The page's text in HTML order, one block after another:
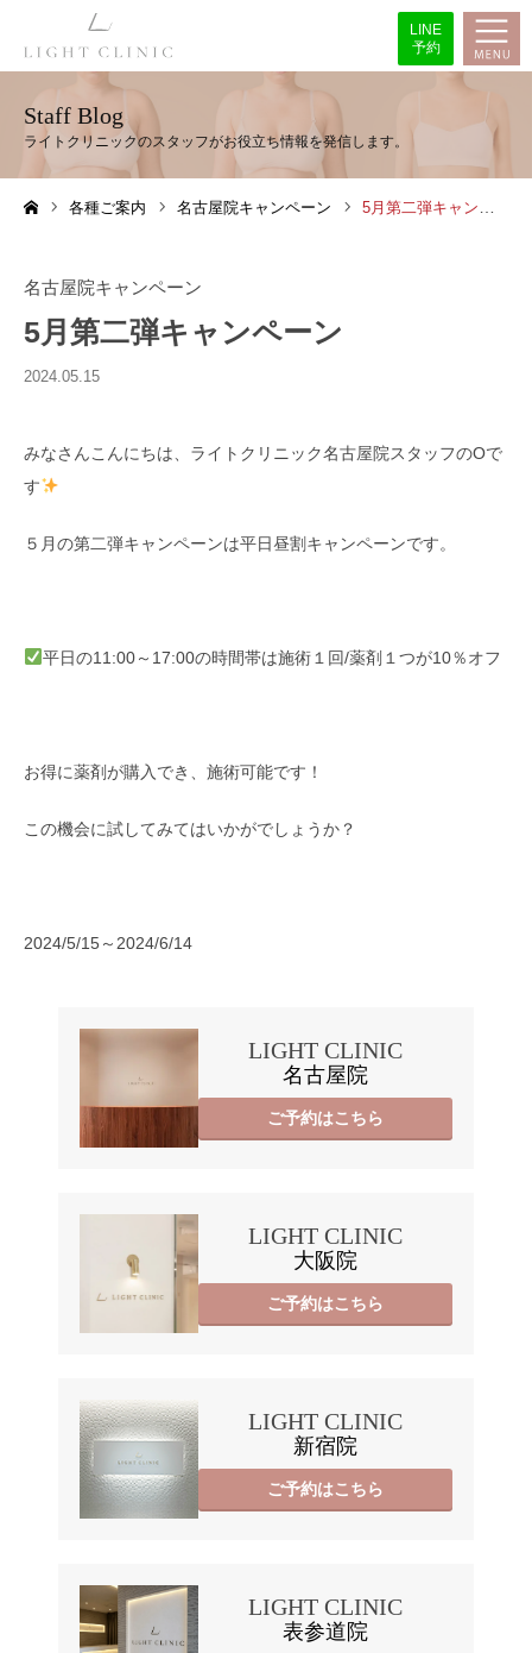
LINE
予約
Staff Blog
各種ご案内 名古屋院キャンペーン 5月第二弾キャンペーン
名古屋院キャンペーン
5月第二弾キャンペーン
2024.05.15
みなさんこんにちは、ライトクリニック名古屋院スタッフのOで
す
５月の第二弾キャンペーンは平日昼割キャンペーンです。
平日の11:00～17:00の時間帯は施術１回/薬剤１つが10％オフ
お得に薬剤が購入でき、施術可能です！
この機会に試してみてはいかがでしょうか？
2024/5/15～2024/6/14
LIGHT CLINIC
名古屋院
ご予約はこちら
LIGHT CLINIC
大阪院
ご予約はこちら
LIGHT CLINIC
新宿院
ご予約はこちら
LIGHT CLINIC
表参道院